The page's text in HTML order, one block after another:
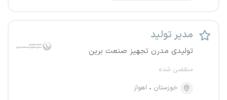
مدیر تولید
تولیدی مدرن تجهیز صنعت برین
منقضی شده
خوزستان
اهواز